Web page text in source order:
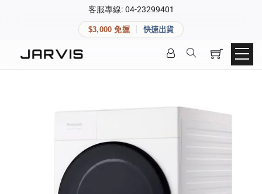
客服專線: 04-23299401
$3,000 免運 快速出貨
快速連結
Matter 智慧家庭
精品家電
登入後可查看訂單、會員資料與收藏清單。